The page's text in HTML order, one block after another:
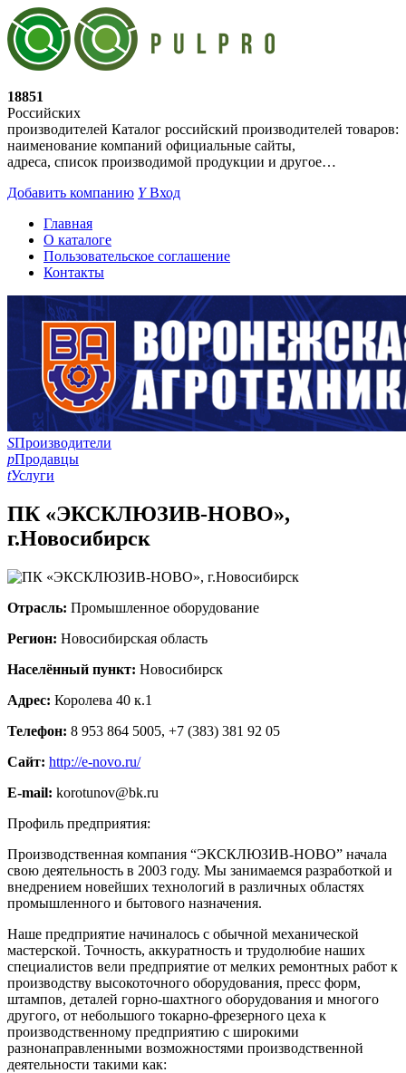
18851
Российских
производителей Каталог российский производителей товаров:
наименование компаний официальные сайты,
адреса, список производимой продукции и другое…
Добавить компанию YВход
Главная
О каталоге
Пользовательское соглашение
Контакты
SПроизводители
pПродавцы
tУслуги
ПК «ЭКСКЛЮЗИВ-НОВО»,
г.Новосибирск
Отрасль: Промышленное оборудование
Регион: Новосибирская область
Населённый пункт: Новосибирск
Адрес: Королева 40 к.1
Телефон: 8 953 864 5005, +7 (383) 381 92 05
Сайт: http://e-novo.ru/
E-mail: korotunov@bk.ru
Профиль предприятия:
Производственная компания “ЭКСКЛЮЗИВ-НОВО” начала
свою деятельность в 2003 году. Мы занимаемся разработкой и
внедрением новейших технологий в различных областях
промышленного и бытового назначения.
Наше предприятие начиналось с обычной механической
мастерской. Точность, аккуратность и трудолюбие наших
специалистов вели предприятие от мелких ремонтных работ к
производству высокоточного оборудования, пресс форм,
штампов, деталей горно-шахтного оборудования и многого
другого, от небольшого токарно-фрезерного цеха к
производственному предприятию с широкими
разнонаправленными возможностями производственной
деятельности такими как: